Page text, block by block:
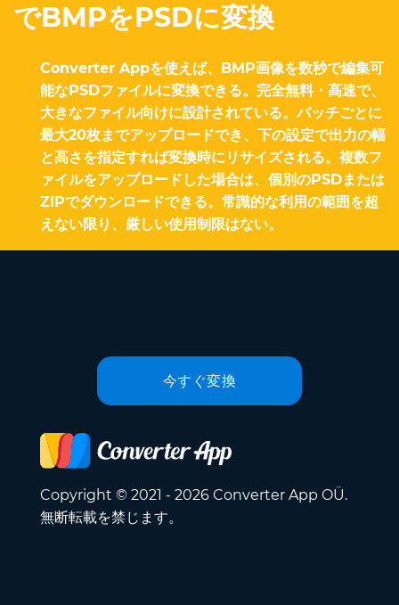
でBMPをPSDに変換
Converter Appを使えば、BMP画像を数秒で編集可
能なPSDファイルに変換できる。完全無料・高速で、
大きなファイル向けに設計されている。バッチごとに
最大20枚までアップロードでき、下の設定で出力の幅
と高さを指定すれば変換時にリサイズされる。複数フ
ァイルをアップロードした場合は、個別のPSDまたは
ZIPでダウンロードできる。常識的な利用の範囲を超
えない限り、厳しい使用制限はない。
今すぐ変換
Copyright © 2021 - 2026 Converter App OÜ.
無断転載を禁じます。